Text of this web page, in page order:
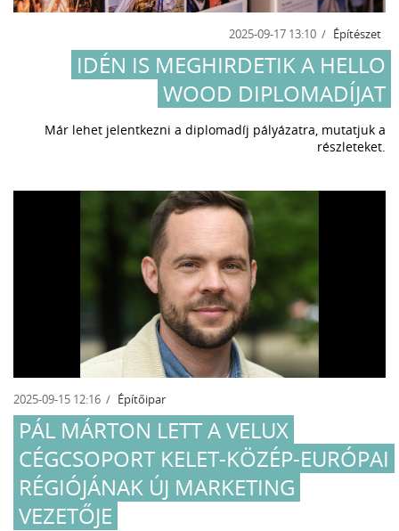
2025-09-17 13:10 Építészet
IDÉN IS MEGHIRDETIK A HELLO
WOOD DIPLOMADÍJAT
Már lehet jelentkezni a diplomadíj pályázatra, mutatjuk a
részleteket.
2025-09-15 12:16 Építőipar
PÁL MÁRTON LETT A VELUX
CÉGCSOPORT KELET-KÖZÉP-EURÓPAI
RÉGIÓJÁNAK ÚJ MARKETING
VEZETŐJE